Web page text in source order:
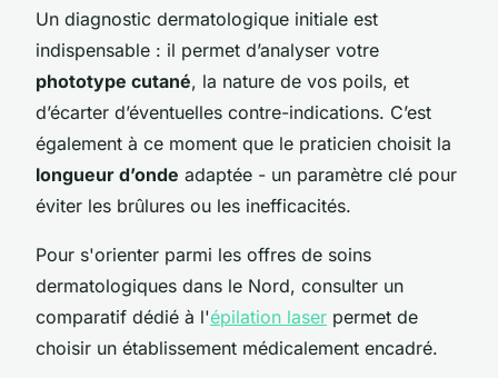
Un diagnostic dermatologique initiale est
indispensable : il permet d’analyser votre
phototype cutané, la nature de vos poils, et
d’écarter d’éventuelles contre-indications. C’est
également à ce moment que le praticien choisit la
longueur d’onde adaptée - un paramètre clé pour
éviter les brûlures ou les inefficacités.
Pour s'orienter parmi les offres de soins
dermatologiques dans le Nord, consulter un
comparatif dédié à l'épilation laser permet de
choisir un établissement médicalement encadré.